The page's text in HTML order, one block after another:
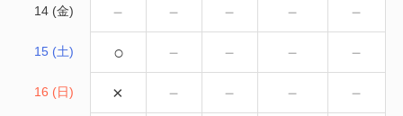
14 (金) － － － － －
15 (土) ○ － － － －
16 (日) × － － － －